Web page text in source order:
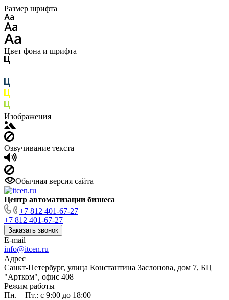
Размер шрифта
Цвет фона и шрифта
Изображения
Озвучивание текста
Обычная версия сайта
Центр автоматизации бизнеса
+7 812 401-67-27
+7 812 401-67-27
Заказать звонок
E-mail
info@itcen.ru
Адрес
Санкт-Петербург, улица Константина Заслонова, дом 7, БЦ
"Артком", офис 408
Режим работы
Пн. – Пт.: с 9:00 до 18:00